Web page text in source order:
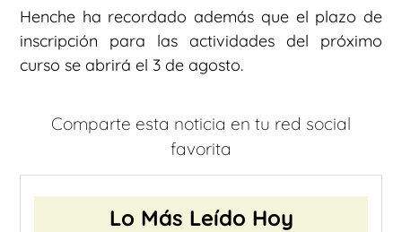
Henche ha recordado además que el plazo de
inscripción para las actividades del próximo
curso se abrirá el 3 de agosto.
Comparte esta noticia en tu red social
favorita
Lo Más Leído Hoy